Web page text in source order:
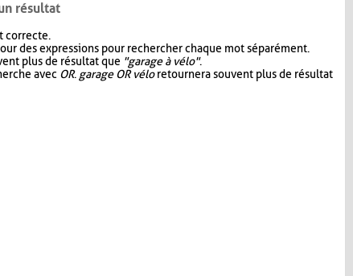
résultat
correcte.
des expressions pour rechercher chaque mot séparément.
plus de résultat que "garage à vélo".
avec OR. garage OR véloretournera souvent plus de résultat